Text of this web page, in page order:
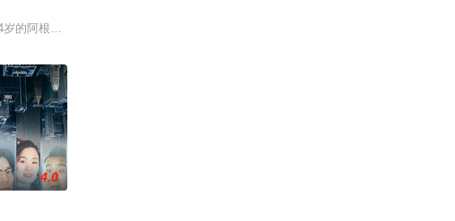
种诡怪幻
老乡韩战、二房东杨小强加入后，一路曲折式“开
of a
的阿根廷造型师丽娜在瑞士的一场颁奖典礼后，被一种突如其来的冲动驱使。回到布
4.0